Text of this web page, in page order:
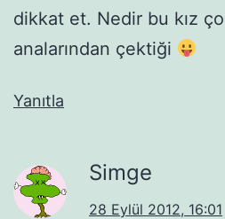
dikkat et. Nedir bu kız
analarından çektiği
Yanıtla
Simge
28 Eylül 2012, 16:01